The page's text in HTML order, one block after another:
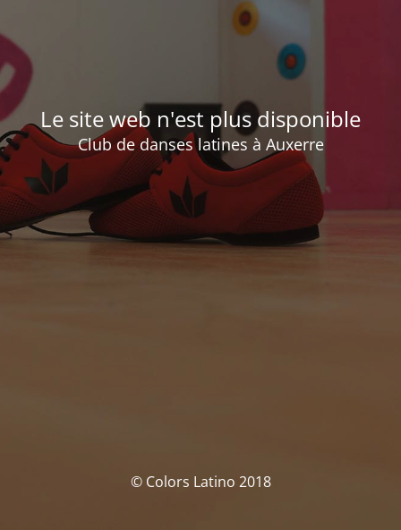
Le site web n'est plus disponible
Club de danses latines à Auxerre
© Colors Latino 2018